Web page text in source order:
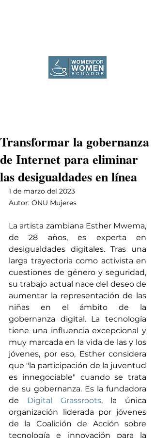
Transformar la gobernanza
de Internet para eliminar
las desigualdades en línea
1 de marzo del 2023
Autor: ONU Mujeres
La artista zambiana Esther Mwema,
de 28 años, es experta en
desigualdades digitales. Tras una
larga trayectoria como activista en
cuestiones de género y seguridad,
su trabajo actual nace del deseo de
aumentar la representación de las
niñas en el ámbito de la
gobernanza digital. La tecnología
tiene una influencia excepcional y
muy marcada en la vida de las y los
jóvenes, por eso, Esther considera
que "la participación de la juventud
es innegociable" cuando se trata
de su gobernanza. Es la fundadora
de Digital Grassroots, la única
organización liderada por jóvenes
de la Coalición de Acción sobre
tecnología e innovación para la